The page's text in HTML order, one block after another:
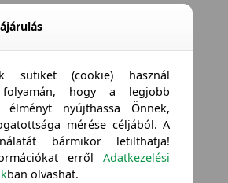
sütiket (cookie) használ
folyamán, hogy a legjobb
élményt nyújthassa Önnek,
mérése céljából. A
bármikor letilthatja!
errőlAdatkezelési
ban olvashat.